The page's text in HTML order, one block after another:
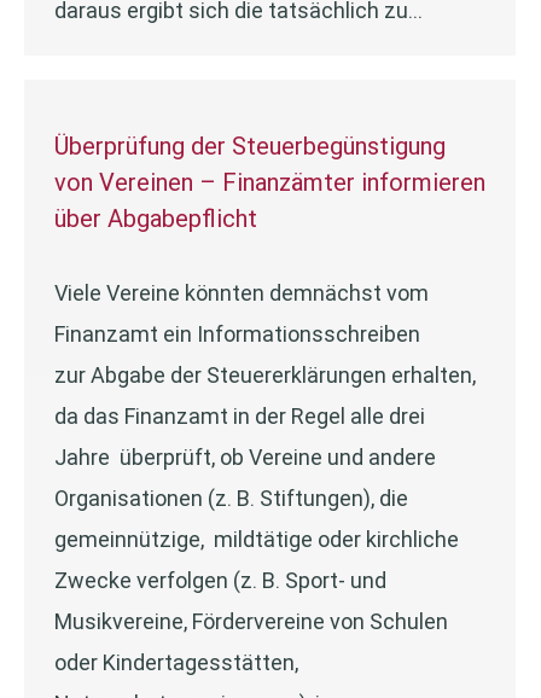
daraus ergibt sich die tatsächlich zu…
Überprüfung der Steuerbegünstigung
von Vereinen – Finanzämter informieren
über Abgabepflicht
Viele Vereine könnten demnächst vom
Finanzamt ein Informationsschreiben
zur Abgabe der Steuererklärungen erhalten,
da das Finanzamt in der Regel alle drei
Jahre überprüft, ob Vereine und andere
Organisationen (z. B. Stiftungen), die
gemeinnützige, mildtätige oder kirchliche
Zwecke verfolgen (z. B. Sport- und
Musikvereine, Fördervereine von Schulen
oder Kindertagesstätten,